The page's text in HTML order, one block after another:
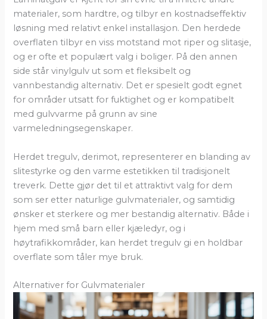
materialer, som hardtre, og tilbyr en kostnadseffektiv
løsning med relativt enkel installasjon. Den herdede
overflaten tilbyr en viss motstand mot riper og slitasje,
og er ofte et populært valg i boliger. På den annen
side står vinylgulv ut som et fleksibelt og
vannbestandig alternativ. Det er spesielt godt egnet
for områder utsatt for fuktighet og er kompatibelt
med gulvvarme på grunn av sine
varmeledningsegenskaper.
Herdet tregulv, derimot, representerer en blanding av
slitestyrke og den varme estetikken til tradisjonelt
treverk. Dette gjør det til et attraktivt valg for dem
som ser etter naturlige gulvmaterialer, og samtidig
ønsker et sterkere og mer bestandig alternativ. Både i
hjem med små barn eller kjæledyr, og i
høytrafikkområder, kan herdet tregulv gi en holdbar
overflate som tåler mye bruk.
Alternativer for Gulvmaterialer